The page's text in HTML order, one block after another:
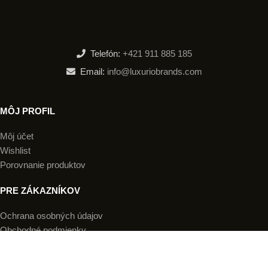
Telefón: +421 911 885 185
Email: info@luxuriobrands.com
MÔJ PROFIL
Môj účet
Wishlist
Porovnanie produktov
PRE ZÁKAZNÍKOV
Ochrana osobných údajov
Obchodné podmienky